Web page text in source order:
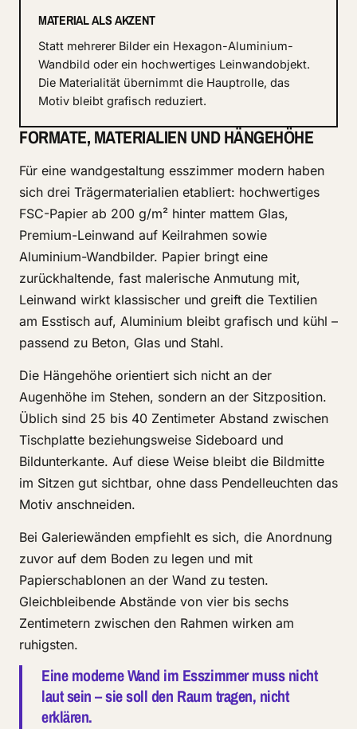
MATERIAL ALS AKZENT
Statt mehrerer Bilder ein Hexagon-Aluminium-
Wandbild oder ein hochwertiges Leinwandobjekt.
Die Materialität übernimmt die Hauptrolle, das
Motiv bleibt grafisch reduziert.
FORMATE, MATERIALIEN UND HÄNGEHÖHE
Für eine wandgestaltung esszimmer modern haben
sich drei Trägermaterialien etabliert: hochwertiges
FSC-Papier ab 200 g/m² hinter mattem Glas,
Premium-Leinwand auf Keilrahmen sowie
Aluminium-Wandbilder. Papier bringt eine
zurückhaltende, fast malerische Anmutung mit,
Leinwand wirkt klassischer und greift die Textilien
am Esstisch auf, Aluminium bleibt grafisch und kühl –
passend zu Beton, Glas und Stahl.
Die Hängehöhe orientiert sich nicht an der
Augenhöhe im Stehen, sondern an der Sitzposition.
Üblich sind 25 bis 40 Zentimeter Abstand zwischen
Tischplatte beziehungsweise Sideboard und
Bildunterkante. Auf diese Weise bleibt die Bildmitte
im Sitzen gut sichtbar, ohne dass Pendelleuchten das
Motiv anschneiden.
Bei Galeriewänden empfiehlt es sich, die Anordnung
zuvor auf dem Boden zu legen und mit
Papierschablonen an der Wand zu testen.
Gleichbleibende Abstände von vier bis sechs
Zentimetern zwischen den Rahmen wirken am
ruhigsten.
Eine moderne Wand im Esszimmer muss nicht
laut sein – sie soll den Raum tragen, nicht
erklären.